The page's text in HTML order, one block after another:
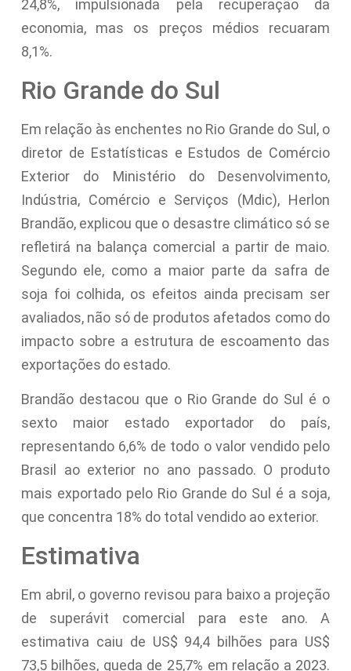
24,8%, impulsionada pela recuperação da
economia, mas os preços médios recuaram
8,1%.
Rio Grande do Sul
Em relação às enchentes no Rio Grande do Sul, o
diretor de Estatísticas e Estudos de Comércio
Exterior do Ministério do Desenvolvimento,
Indústria, Comércio e Serviços (Mdic), Herlon
Brandão, explicou que o desastre climático só se
refletirá na balança comercial a partir de maio.
Segundo ele, como a maior parte da safra de
soja foi colhida, os efeitos ainda precisam ser
avaliados, não só de produtos afetados como do
impacto sobre a estrutura de escoamento das
exportações do estado.
Brandão destacou que o Rio Grande do Sul é o
sexto maior estado exportador do país,
representando 6,6% de todo o valor vendido pelo
Brasil ao exterior no ano passado. O produto
mais exportado pelo Rio Grande do Sul é a soja,
que concentra 18% do total vendido ao exterior.
Estimativa
Em abril, o governo revisou para baixo a projeção
de superávit comercial para este ano. A
estimativa caiu de US$ 94,4 bilhões para US$
73,5 bilhões, queda de 25,7% em relação a 2023.